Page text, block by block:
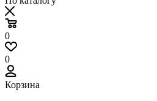
0
0
Корзина